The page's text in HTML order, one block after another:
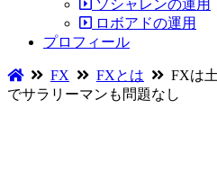
ソシャレンの運用
ロボアドの運用
プロフィール
FX FXとは
FXは
でサラリーマンも問題なし